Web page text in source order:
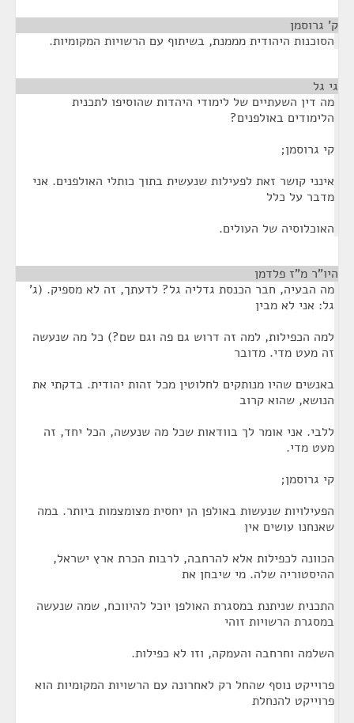
ק' גרוסמן
הסוכנות היהודית מממנת, בשיתוף עם הרשויות המקומיות.
גי גל
מה דין השעתיים של לימודי היהדות שהוסיפו לתכנית
הלימודים באולפנים?
קי גרוסמן;
אינני קושר זאת לפעילות שנעשית בתוך כותלי האולפנים. אני
מדבר על כלל
האוכלוסיה של העולים.
היו"ר מ"ז פלדמן
מה הבעיה, חבר הכנסת גדליה גל? לדעתך, זה לא מספיק. (ג'
גל: אני לא מבין
למה הכפילות, למה זה דרוש גם פה וגם שם?) כל מה שנעשה
זה מעט מדי. מדובר
באנשים שהיו מנותקים לחלוטין מכל זהות יהודית. בדקתי את
הנושא, שהוא קרוב
ללבי. אני אומר לך בוודאות שכל מה שנעשה, הכל יחד, זה
מעט מדי.
קי גרוסמן;
הפעילויות שנעשות באולפן הן יחסית מצומצמות ביותר. במה
שאנחנו עושים אין
הכוונה לכפילות אלא להרחבה, לרבות הכרת ארץ ישראל,
ההיסטוריה שלה. מי שיבחן את
התכנית שניתנת במסגרת האולפן יוכל להיווכח, שמה שנעשה
במסגרת הרשויות זוהי
השלמה וחרחבה והעמקה, וזו לא כפילות.
פרוייקט נוסף שהחל רק לאחרונה עם הרשויות המקומיות הוא
פרוייקט להנחלת